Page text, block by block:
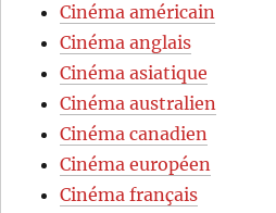
Cinéma américain
Cinéma anglais
Cinéma asiatique
Cinéma australien
Cinéma canadien
Cinéma européen
Cinéma français